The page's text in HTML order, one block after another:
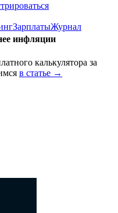
ЗарплатыЖурнал
инфляции
калькулятора за
в статье →